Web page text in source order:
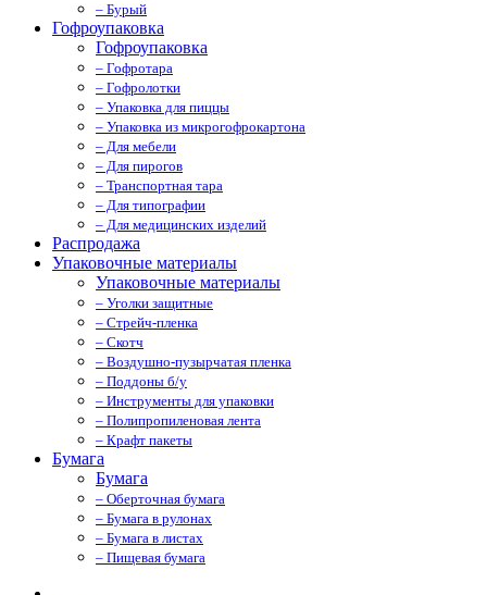
– Бурый
Гофроупаковка
Гофроупаковка
– Гофротара
– Гофролотки
– Упаковка для пиццы
– Упаковка из микрогофрокартона
– Для мебели
– Для пирогов
– Транспортная тара
– Для типографии
– Для медицинских изделий
Распродажа
Упаковочные материалы
Упаковочные материалы
– Уголки защитные
– Стрейч-пленка
– Скотч
– Воздушно-пузырчатая пленка
– Поддоны б/у
– Инструменты для упаковки
– Полипропиленовая лента
– Крафт пакеты
Бумага
Бумага
– Оберточная бумага
– Бумага в рулонах
– Бумага в листах
– Пищевая бумага